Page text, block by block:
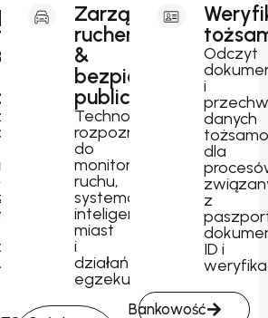
Zarządzanie
ruchem
&
bezpieczeństwo
publiczne
Technologia
rozpoznawania
do
monitorowania
ruchu,
systemów
inteligentnych
miast
i
działań
egzekucyjnych.
Odczyt
i
danych
dla
z
ID i
Bankowość